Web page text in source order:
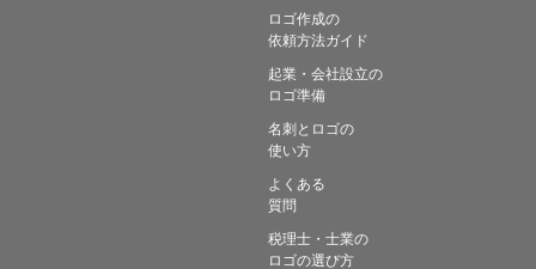
ロゴ作成の
依頼方法ガイド
起業・会社設立の
ロゴ準備
名刺とロゴの
使い方
よくある
質問
税理士・士業の
ロゴの選び方